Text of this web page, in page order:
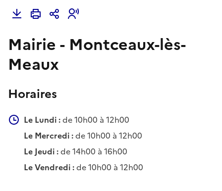
Mairie - Montceaux-lès-
Meaux
Horaires
Le Lundi :de 10h00 à 12h00
Le Mercredi :de 10h00 à 12h00
Le Jeudi :de 14h00 à 16h00
Le Vendredi :de 10h00 à 12h00